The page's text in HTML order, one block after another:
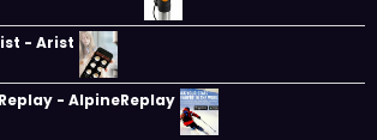
- AlpineReplay